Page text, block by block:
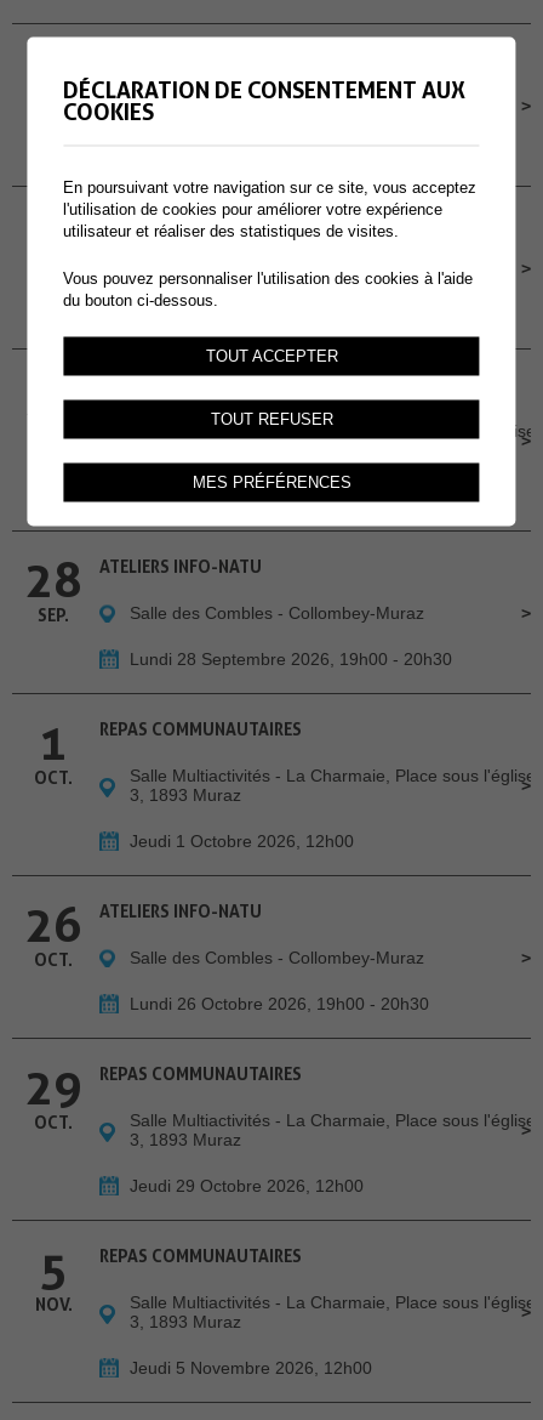
18
SEP. Cour de l'école primaire de Muraz
19
SEP.
CONCOURS POMPIERS PROTECTION RESPIRATOIRE
Site des Perraires
24
Salle Multiactivités - La Charmaie, Place sous l'église
28
SEP.
ATELIERS INFO-NATU
Salle des Combles - Collombey-Muraz
Lundi 28 Septembre 2026, 19h00 - 20h30
1
OCT.
REPAS COMMUNAUTAIRES
Salle Multiactivités - La Charmaie, Place sous l'église
3, 1893 Muraz
Jeudi 1 Octobre 2026, 12h00
26
OCT.
ATELIERS INFO-NATU
Salle des Combles - Collombey-Muraz
Lundi 26 Octobre 2026, 19h00 - 20h30
29
OCT.
REPAS COMMUNAUTAIRES
Salle Multiactivités - La Charmaie, Place sous l'église
3, 1893 Muraz
Jeudi 29 Octobre 2026, 12h00
5
NOV.
REPAS COMMUNAUTAIRES
Salle Multiactivités - La Charmaie, Place sous l'église
3, 1893 Muraz
Jeudi 5 Novembre 2026, 12h00
DÉCLARATION DE CONSENTEMENT AUX
COOKIES
En poursuivant votre navigation sur ce site, vous acceptez
l'utilisation de cookies pour améliorer votre expérience
utilisateur et réaliser des statistiques de visites.
Vous pouvez personnaliser l'utilisation des cookies à l'aide
du bouton ci-dessous.
TOUT ACCEPTER
TOUT REFUSER
MES PRÉFÉRENCES